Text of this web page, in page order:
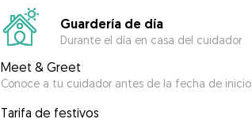
Guardería de día
Durante el día en casa del cuidador
Meet & Greet
Conoce a tu cuidador antes de la fecha de inicio.
Tarifa de festivos